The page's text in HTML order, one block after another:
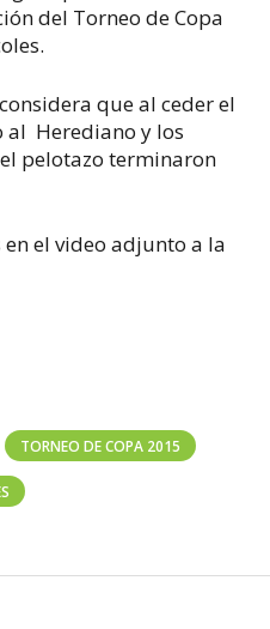
del Torneo de Copa
que al ceder el
Herediano y los
pelotazo terminaron
el video adjunto a la
TORNEO DE COPA 2015